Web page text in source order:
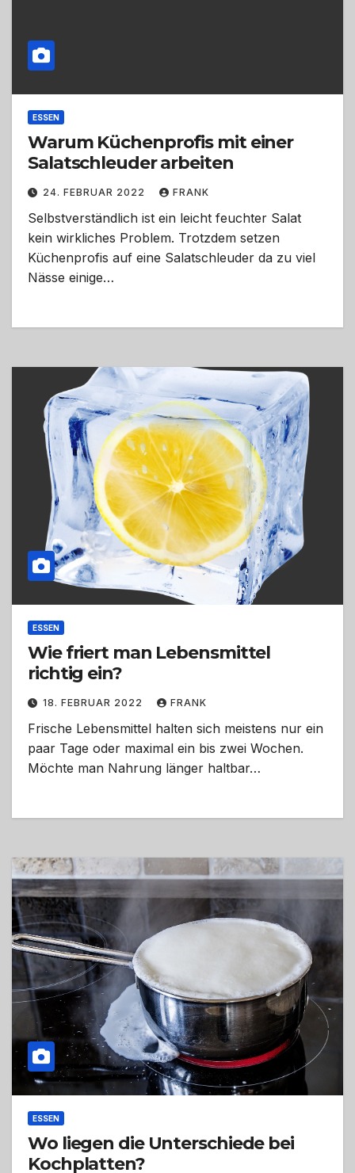
ESSEN
Warum Küchenprofis mit einer
Salatschleuder arbeiten
24. FEBRUAR 2022 FRANK
Selbstverständlich ist ein leicht feuchter Salat
kein wirkliches Problem. Trotzdem setzen
Küchenprofis auf eine Salatschleuder da zu viel
Nässe einige…
ESSEN
Wie friert man Lebensmittel
richtig ein?
18. FEBRUAR 2022 FRANK
Frische Lebensmittel halten sich meistens nur ein
paar Tage oder maximal ein bis zwei Wochen.
Möchte man Nahrung länger haltbar…
ESSEN
Wo liegen die Unterschiede bei
Kochplatten?